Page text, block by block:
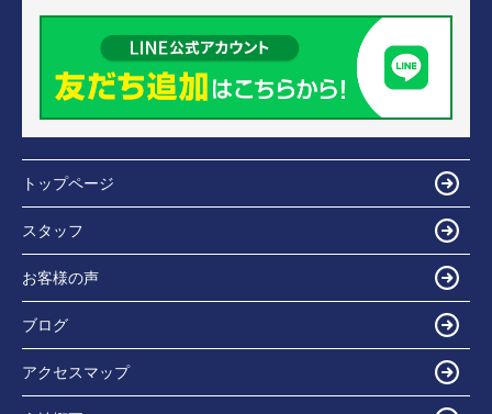
トップページ
スタッフ
お客様の声
ブログ
アクセスマップ